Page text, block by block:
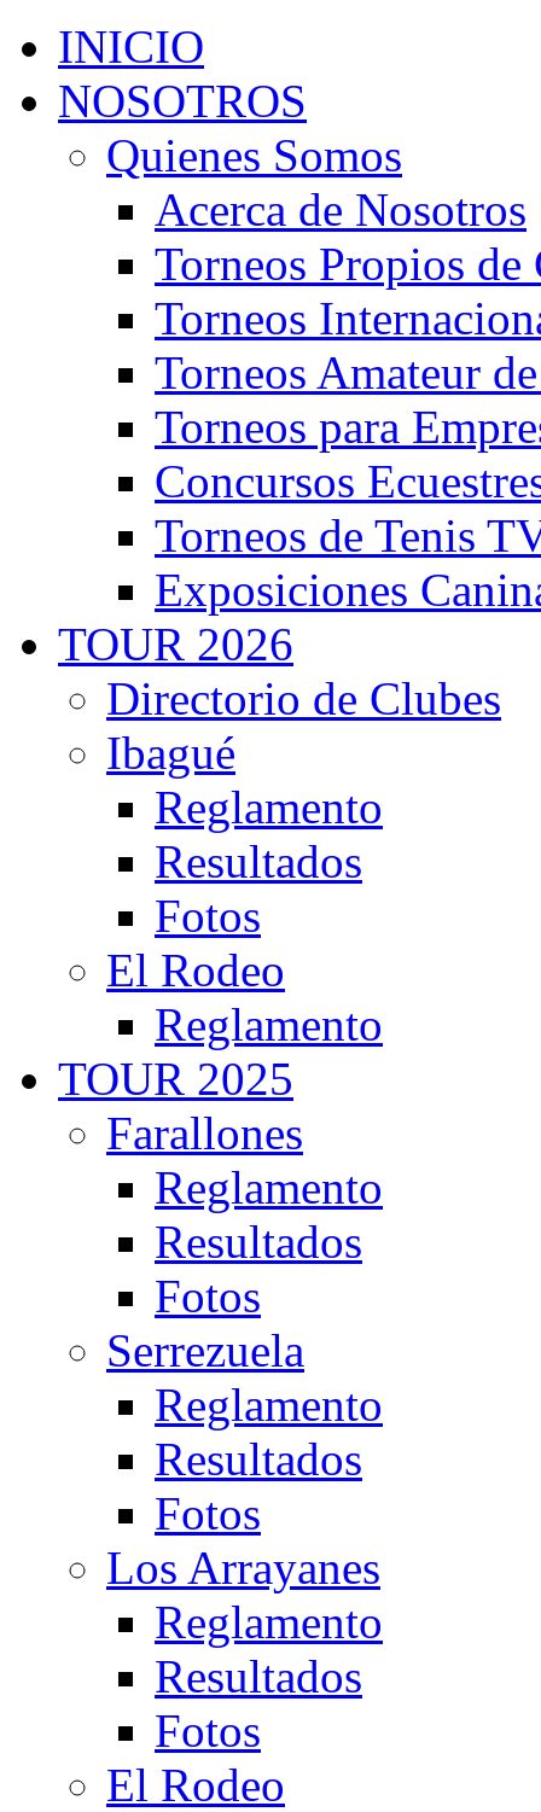
INICIO
NOSOTROS
Quienes Somos
Acerca de Nosotros
Torneos Propios
Torneos
Torneos Amateur
Torneos para
Concursos
Torneos de Tenis
Exposiciones
TOUR 2026
Directorio de Clubes
Ibagué
Reglamento
Resultados
Fotos
El Rodeo
Reglamento
TOUR 2025
Farallones
Reglamento
Resultados
Fotos
Serrezuela
Reglamento
Resultados
Fotos
Los Arrayanes
Reglamento
Resultados
Fotos
El Rodeo